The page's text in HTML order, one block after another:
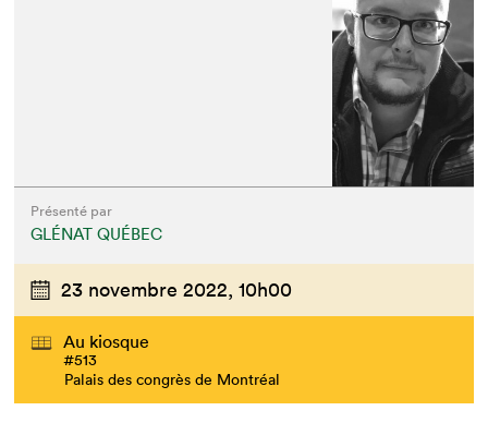
Présenté par
GLÉNAT QUÉBEC
23 novembre 2022, 10h00
Au kiosque
#513
Palais des congrès de Montréal